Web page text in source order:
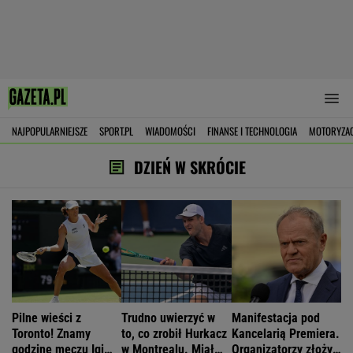
NAJPOPULARNIEJSZE SPORT.PL WIADOMOŚCI FINANSE I TECHNOLOGIA
DZIEŃ W SKRÓCIE
Pilne wieści z
Toronto! Znamy
godzinę meczu Igi
Trudno uwierzyć w
to, co zrobił Hurkacz
w Montrealu. Miał
Manifestacja pod
Kancelarią Premiera.
Organizatorzy złożyli